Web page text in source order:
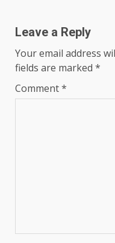
Leave a Reply
Your email address
fields are marked *
Comment*